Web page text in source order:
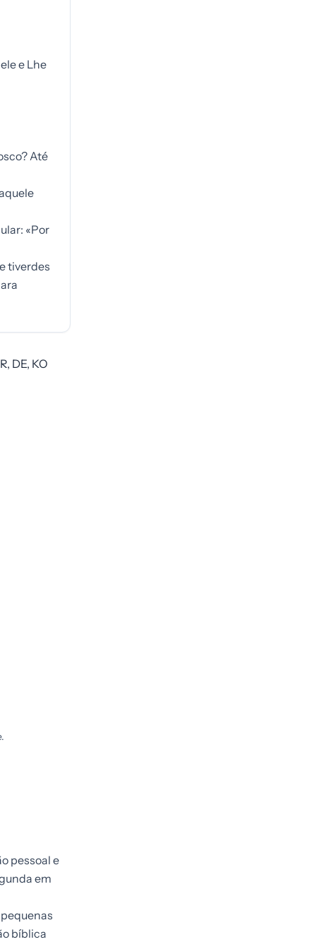
e Lhe
Até
«Por
tiverdes
DE, KO
pessoal e
em
bíblica